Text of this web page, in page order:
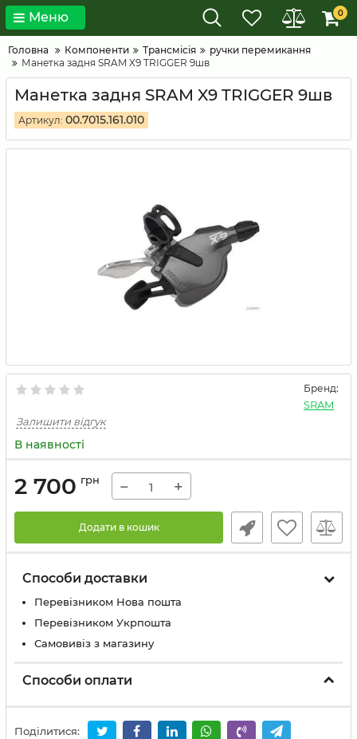
Меню 0
Головна Компоненти Трансмісія
ручки перемикання
Манетка задня SRAM X9 TRIGGER 9шв
Манетка задня SRAM X9 TRIGGER 9шв
Артикул: 00.7015.161.010
Бренд:
SRAM
Залишити відгук
В наявності
2 700 грн − +
Додати в кошик
Способи доставки
Перевізником Нова пошта
Перевізником Укрпошта
Самовивіз з магазину
Способи оплати
Поділитися: